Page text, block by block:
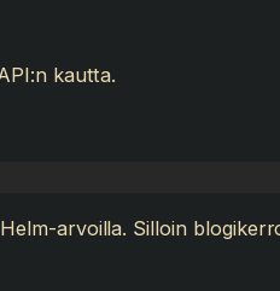
kautta.
arvoilla. Silloin